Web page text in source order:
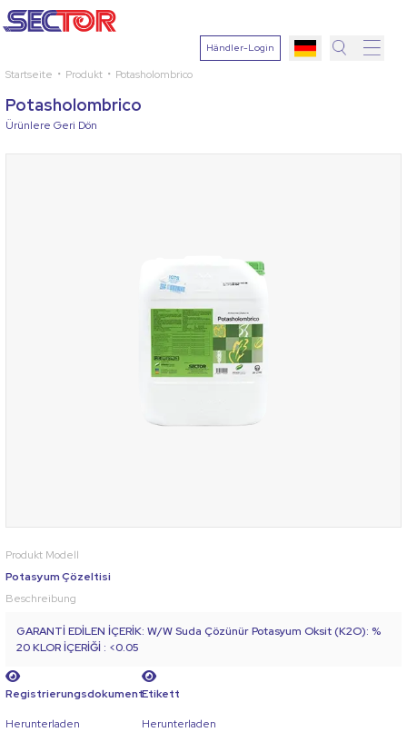
Händler-Login
Startseite Produkt Potasholombrico
Potasholombrico
Ürünlere Geri Dön
Produkt Modell
Potasyum Çözeltisi
Beschreibung
GARANTİ EDİLEN İÇERİK: W/W Suda Çözünür Potasyum Oksit (K2O): %
20 KLOR İÇERİĞİ : <0.05
Registrierungsdokument
Herunterladen
Etikett
Herunterladen